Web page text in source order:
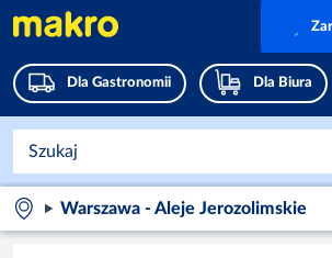
Dla Gastronomii Dla Biura
Warszawa - Aleje Jerozolimskie